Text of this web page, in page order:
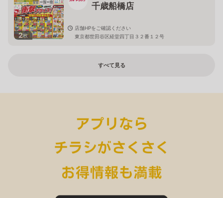
2枚
千歳船橋店
店舗HPをご確認ください
東京都世田谷区経堂四丁目３２番１２号
すべて見る